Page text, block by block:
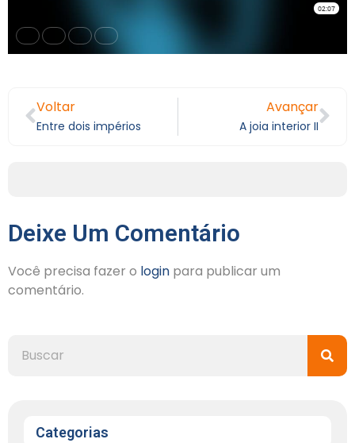
Voltar
Entre dois impérios
Avançar
A joia interior II
Deixe Um Comentário
Você precisa fazer o login para publicar um
comentário.
Categorias